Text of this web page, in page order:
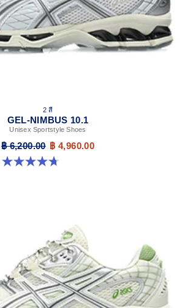
2 สี
GEL-NIMBUS 10.1
Unisex Sportstyle Shoes
฿ 6,200.00 ฿ 4,960.00
4.7 จาก 5 ดาว 38 รีวิว